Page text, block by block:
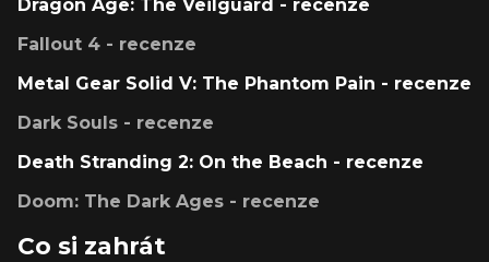
Dragon Age: The Veilguard - recenze
Fallout 4 - recenze
Metal Gear Solid V: The Phantom Pain - recenze
Dark Souls - recenze
Death Stranding 2: On the Beach - recenze
Doom: The Dark Ages - recenze
Co si zahrát